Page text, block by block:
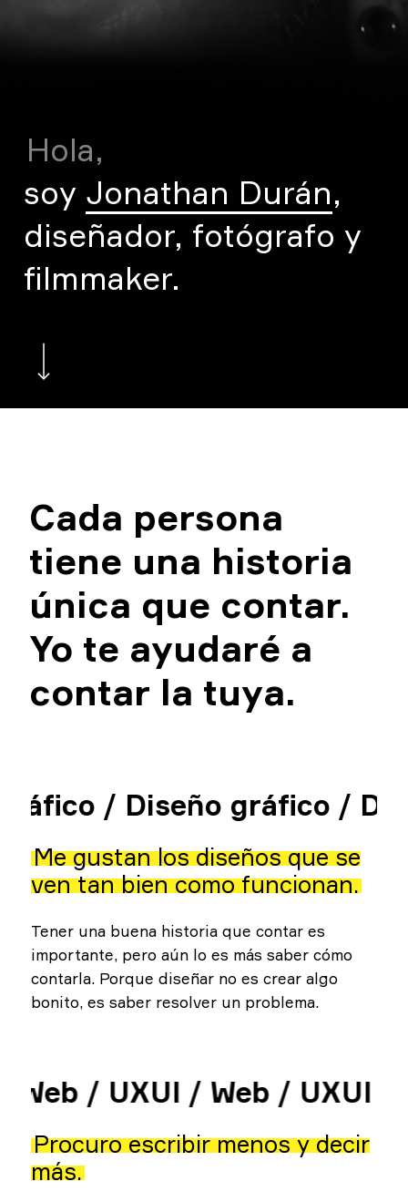
Hola,
soy Jonathan Durán,
diseñador, fotógrafo y
filmmaker.
Cada persona
tiene una historia
única que contar.
Yo te ayudaré a
contar la tuya.
/ Diseño gráfico /
Me gustan los diseños que se
ven tan bien como funcionan.
Tener una buena historia que contar es
importante, pero aún lo es más saber cómo
contarla. Porque diseñar no es crear algo
bonito, es saber resolver un problema.
/ UXUI / Web / UXUI /
Procuro escribir menos y decir
más.